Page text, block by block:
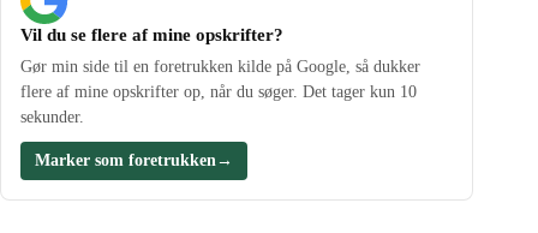
Vil du se flere af mine opskrifter?
Gør min side til en foretrukken kilde på Google, så dukker
flere af mine opskrifter op, når du søger. Det tager kun 10
sekunder.
Marker som foretrukken →